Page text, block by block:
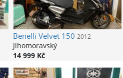
Benelli Velvet 150 2012
Jihomoravský
14 999 Kč